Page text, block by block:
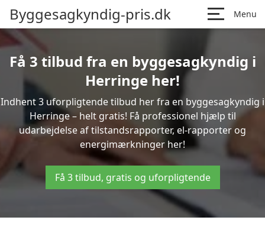
Byggesagkyndig-pris.dk Menu
Få 3 tilbud fra en byggesagkyndig i
Herringe her!
Indhent 3 uforpligtende tilbud her fra en byggesagkyndig i
Herringe – helt gratis! Få professionel hjælp til
udarbejdelse af tilstandsrapporter, el-rapporter og
energimærkninger her!
Få 3 tilbud, gratis og uforpligtende